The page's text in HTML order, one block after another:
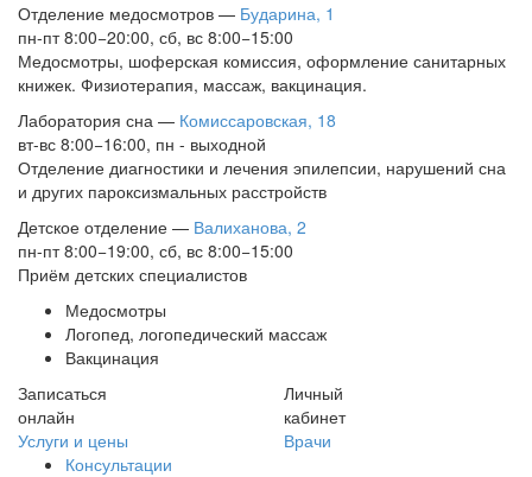
Отделение медосмотров — Бударина, 1
пн-пт 8:00−20:00, сб, вс 8:00−15:00
Медосмотры, шоферская комиссия, оформление санитарных
книжек. Физиотерапия, массаж, вакцинация.
Лаборатория сна — Комиссаровская, 18
вт-вс 8:00−16:00, пн - выходной
Отделение диагностики и лечения эпилепсии, нарушений сна
и других пароксизмальных расстройств
Детское отделение — Валиханова, 2
пн-пт 8:00−19:00, сб, вс 8:00−15:00
Приём детских специалистов
Медосмотры
Логопед, логопедический массаж
Вакцинация
Записаться
онлайн
Личный
кабинет
Услуги и цены
Врачи
Консультации